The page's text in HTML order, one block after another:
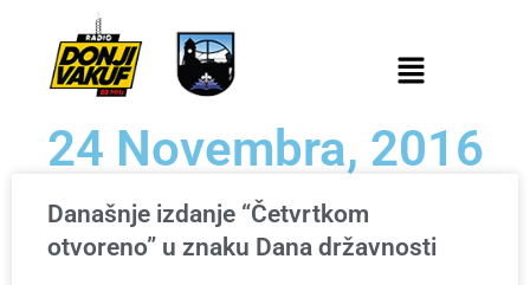
24 Novembra, 2016
Današnje izdanje “Četvrtkom
otvoreno” u znaku Dana državnosti